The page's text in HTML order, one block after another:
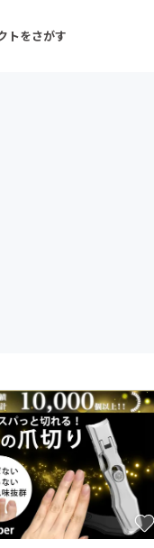
トをさがす
Creation
コミュニティ